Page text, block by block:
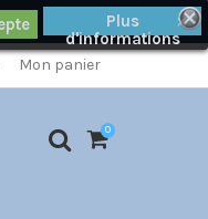
×
Mon panier
0
Plus
d'informations